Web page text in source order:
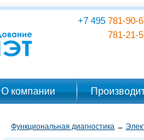
+7 495 781-90-
781-21-
О компании
Функциональная диагностика →